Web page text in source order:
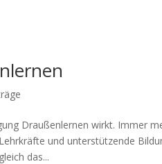
Draußenlernen wirkt. Immer
und unterstützende
das...